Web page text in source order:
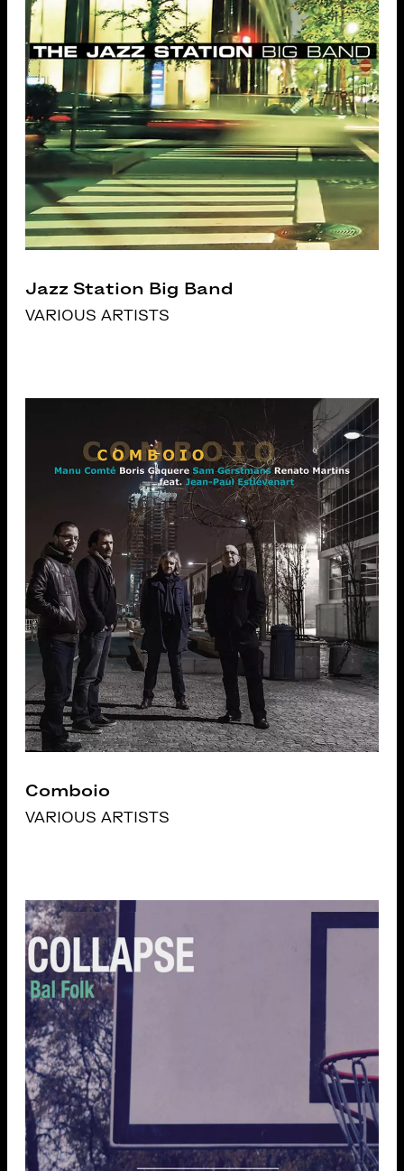
Jazz Station Big Band
VARIOUS ARTISTS
Comboio
VARIOUS ARTISTS